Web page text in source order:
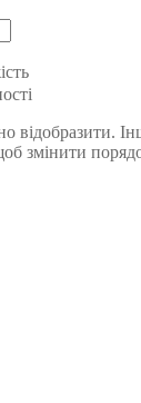
відобразити.
змінити